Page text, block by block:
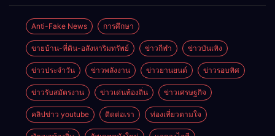
Thailand
2026 เชื่อม 4
งานใหญ่
สร้างโอกาส
ธุรกิจครบ
วงจร ด้วยครับ
เศรษฐกิจ
เพลิงขั้นต้น”
ยกระดับ
ศักยภาพเจ้า
หน้าที่ท้องถิ่น
รับมืออัคคีภัย
ตามมาตรฐาน
สากล
เวทีระดับชาติ
NCPD 2026
เปลี่ยน “ผ้า
เหลือ” สู่ราย
ได้ที่ยั่งยืน
Anti-Fake News การศึกษา
ขายบ้าน-ที่ดิน-อสังหาริมทรัพย์ ข่าวกีฬา ข่าวบันเทิง
ข่าวประจำวัน ข่าวพลังงาน ข่าวยานยนต์ ข่าวรอบทิศ
ข่าวรับสมัตรงาน ข่าวเด่นท้องถิ่น ข่าวเศรษฐกิจ
คลิปข่าว youtube ติดต่อเรา ท่องเที่ยวตามใจ